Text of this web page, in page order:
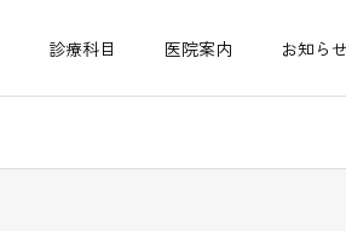
診療科目 医院案内 お知らせ